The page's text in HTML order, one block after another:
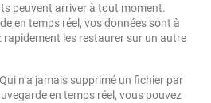
peuvent arriver à tout moment.
en temps réel, vos données sont à
rapidement les restaurer sur un autre
Qui n’a jamais supprimé un fichier par
en temps réel, vous pouvez